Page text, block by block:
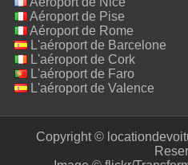
Aéroport de Pise
Aéroport de Rome
Fiumicino
L'aéroport de Barcelone
L'aéroport de Cork
L'aéroport de Faro
L'aéroport de Valence
Copyright ©